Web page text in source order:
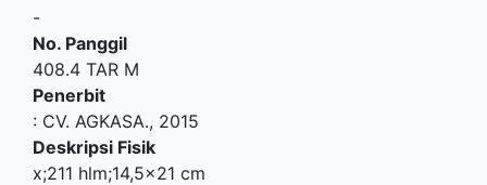
-
No. Panggil
408.4 TAR M
Penerbit
: CV. AGKASA., 2015
Deskripsi Fisik
x;211 hlm;14,5x21 cm